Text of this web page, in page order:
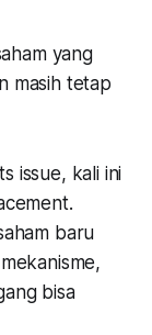
yang
masih tetap
issue, kali ini
baru
bisa